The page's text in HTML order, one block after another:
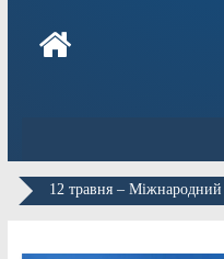
12 травня – Міжнародний